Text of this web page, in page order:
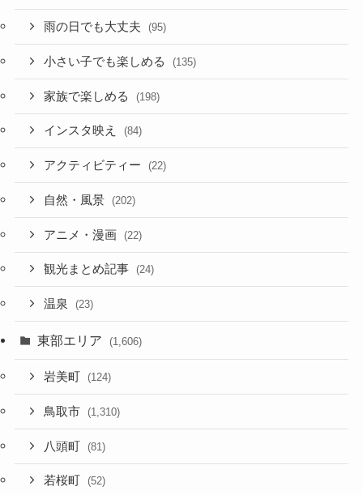
雨の日でも大丈夫 (95)
小さい子でも楽しめる (135)
家族で楽しめる (198)
インスタ映え (84)
アクティビティー (22)
自然・風景 (202)
アニメ・漫画 (22)
観光まとめ記事 (24)
温泉 (23)
東部エリア (1,606)
岩美町 (124)
鳥取市 (1,310)
八頭町 (81)
若桜町 (52)